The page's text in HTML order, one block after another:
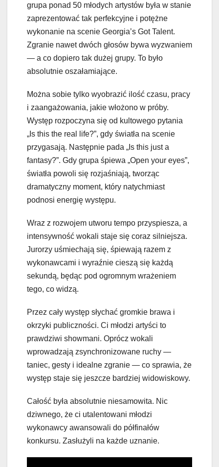
grupa ponad 50 młodych artystów była w stanie
zaprezentować tak perfekcyjne i potężne
wykonanie na scenie Georgia’s Got Talent.
Zgranie nawet dwóch głosów bywa wyzwaniem
— a co dopiero tak dużej grupy. To było
absolutnie oszałamiające.
Można sobie tylko wyobrazić ilość czasu, pracy
i zaangażowania, jakie włożono w próby.
Występ rozpoczyna się od kultowego pytania
„Is this the real life?”, gdy światła na scenie
przygasają. Następnie pada „Is this just a
fantasy?”. Gdy grupa śpiewa „Open your eyes”,
światła powoli się rozjaśniają, tworząc
dramatyczny moment, który natychmiast
podnosi energię występu.
Wraz z rozwojem utworu tempo przyspiesza, a
intensywność wokali staje się coraz silniejsza.
Jurorzy uśmiechają się, śpiewają razem z
wykonawcami i wyraźnie cieszą się każdą
sekundą, będąc pod ogromnym wrażeniem
tego, co widzą.
Przez cały występ słychać gromkie brawa i
okrzyki publiczności. Ci młodzi artyści to
prawdziwi showmani. Oprócz wokali
wprowadzają zsynchronizowane ruchy —
taniec, gesty i idealne zgranie — co sprawia, że
występ staje się jeszcze bardziej widowiskowy.
Całość była absolutnie niesamowita. Nic
dziwnego, że ci utalentowani młodzi
wykonawcy awansowali do półfinałów
konkursu. Zasłużyli na każde uznanie.